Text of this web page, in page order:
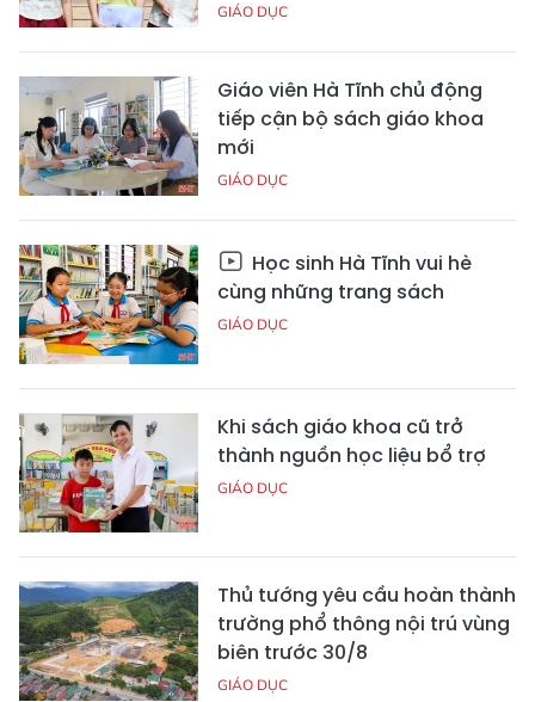
GIÁO DỤC
Giáo viên Hà Tĩnh chủ động
tiếp cận bộ sách giáo khoa
mới
GIÁO DỤC
Học sinh Hà Tĩnh vui hè
cùng những trang sách
GIÁO DỤC
Khi sách giáo khoa cũ trở
thành nguồn học liệu bổ trợ
GIÁO DỤC
Thủ tướng yêu cầu hoàn thành
trường phổ thông nội trú vùng
biên trước 30/8
GIÁO DỤC